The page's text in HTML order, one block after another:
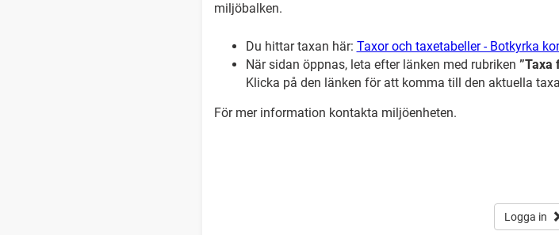
miljöbalken.
Du hittar taxan här: Taxor och taxetabeller - Botkyrka
När sidan öppnas, leta efter länken med rubriken ”Taxa
Klicka på den länken för att komma till den aktuella
För mer information kontakta miljöenheten.
Logga in